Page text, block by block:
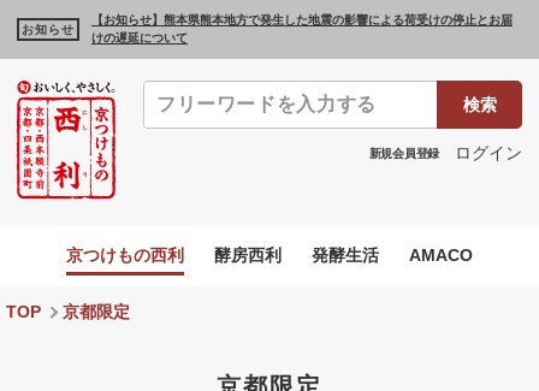
お知らせ
【お知らせ】熊本県熊本地方で発生した地震の影響による荷受けの停止とお届
けの遅延について
検索
新規会員登録 ログイン
京つけもの西利 酵房西利 発酵生活 AMACO
TOP 京都限定